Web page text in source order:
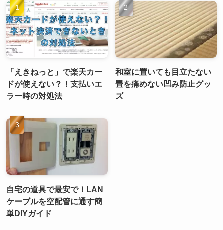
「えきねっと」で楽天カー
ドが使えない？！支払いエ
ラー時の対処法
和室に置いても目立たない
畳を痛めない凹み防止グッ
ズ
自宅の道具で最安で！LAN
ケーブルを空配管に通す簡
単DIYガイド